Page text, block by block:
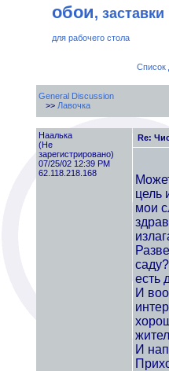
обои, заставки
для рабочего стола
Список
General Discussion
>> Лавочка
Наалька
(Не
зарегистрировано)
07/25/02 12:39 PM
62.118.218.168
Re:
цель
мои
есть
И
И